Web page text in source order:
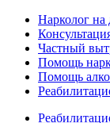
Нарколог на
Частный
Помощь
Помощь